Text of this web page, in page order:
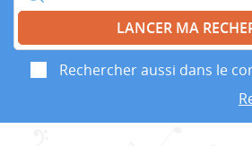
Rechercher aussi dans le